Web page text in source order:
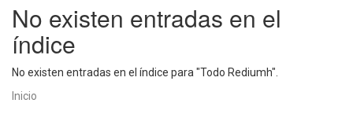
No existen entradas en el
índice
No existen entradas en el índice para "Todo Rediumh".
Inicio